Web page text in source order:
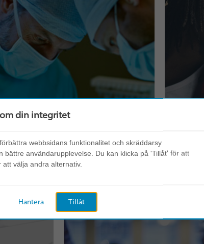
din integritet
webbsidans funktionalitet och skräddarsy
bättre användarupplevelse. Du kan klicka på 'Tillåt' för att
välja andra alternativ.
Tillåt
Hantera